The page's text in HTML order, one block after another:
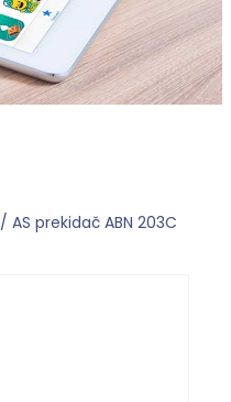
/ AS prekidač ABN 203C